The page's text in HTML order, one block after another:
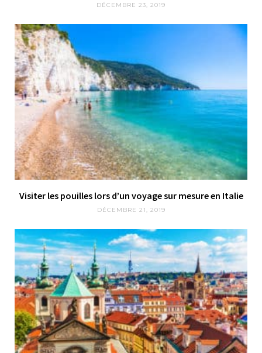
DÉCEMBRE 23, 2019
Visiter les pouilles lors d’un voyage sur mesure en Italie
DÉCEMBRE 21, 2019